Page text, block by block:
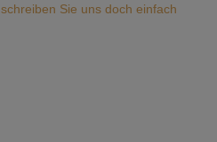
schreiben Sie uns doch einfach